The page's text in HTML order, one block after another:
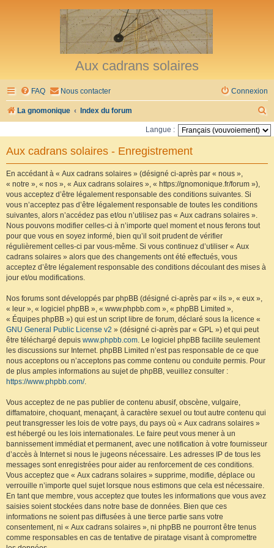
Aux cadrans solaires
FAQ Nous contacter Connexion
La gnomonique Index du forum
e
Langue :
Aux cadrans solaires - Enregistrement
En accédant à « Aux cadrans solaires » (désigné ci-après par « nous »,
« notre », « nos », « Aux cadrans solaires », « https://gnomonique.fr/forum »),
vous acceptez d’être légalement responsable des conditions suivantes. Si
vous n’acceptez pas d’être légalement responsable de toutes les conditions
suivantes, alors n’accédez pas et/ou n’utilisez pas « Aux cadrans solaires ».
Nous pouvons modifier celles-ci à n’importe quel moment et nous ferons tout
pour que vous en soyez informé, bien qu’il soit prudent de vérifier
régulièrement celles-ci par vous-même. Si vous continuez d’utiliser « Aux
cadrans solaires » alors que des changements ont été effectués, vous
acceptez d’être légalement responsable des conditions découlant des mises à
jour et/ou modifications.
Nos forums sont développés par phpBB (désigné ci-après par « ils », « eux »,
« leur », « logiciel phpBB », « www.phpbb.com », « phpBB Limited »,
« Équipes phpBB ») qui est un script libre de forum, déclaré sous la licence «
GNU General Public License v2 » (désigné ci-après par « GPL ») et qui peut
être téléchargé depuis www.phpbb.com. Le logiciel phpBB facilite seulement
les discussions sur Internet. phpBB Limited n’est pas responsable de ce que
nous acceptons ou n’acceptons pas comme contenu ou conduite permis. Pour
de plus amples informations au sujet de phpBB, veuillez consulter :
https://www.phpbb.com/.
Vous acceptez de ne pas publier de contenu abusif, obscène, vulgaire,
diffamatoire, choquant, menaçant, à caractère sexuel ou tout autre contenu qui
peut transgresser les lois de votre pays, du pays où « Aux cadrans solaires »
est hébergé ou les lois internationales. Le faire peut vous mener à un
bannissement immédiat et permanent, avec une notification à votre fournisseur
d’accès à Internet si nous le jugeons nécessaire. Les adresses IP de tous les
messages sont enregistrées pour aider au renforcement de ces conditions.
Vous acceptez que « Aux cadrans solaires » supprime, modifie, déplace ou
verrouille n’importe quel sujet lorsque nous estimons que cela est nécessaire.
En tant que membre, vous acceptez que toutes les informations que vous avez
saisies soient stockées dans notre base de données. Bien que ces
informations ne soient pas diffusées à une tierce partie sans votre
consentement, ni « Aux cadrans solaires », ni phpBB ne pourront être tenus
comme responsables en cas de tentative de piratage visant à compromettre